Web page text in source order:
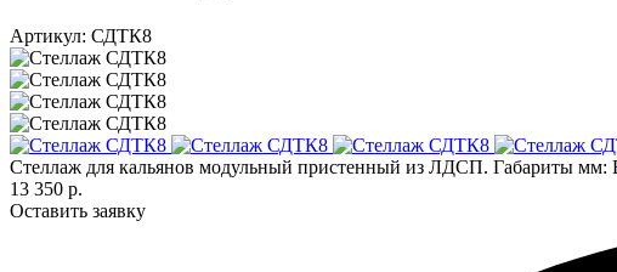
Артикул: СДТК8
Стеллаж для кальянов модульный пристенный из ЛДСП. Габариты мм:
13 350 р.
Оставить заявку